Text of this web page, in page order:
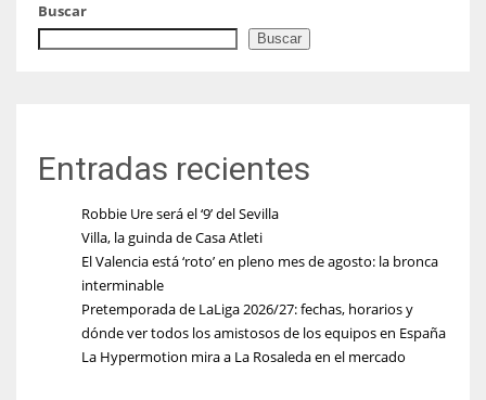
Buscar
Buscar
Entradas recientes
Robbie Ure será el ‘9’ del Sevilla
Villa, la guinda de Casa Atleti
El Valencia está ‘roto’ en pleno mes de agosto: la bronca
interminable
Pretemporada de LaLiga 2026/27: fechas, horarios y
dónde ver todos los amistosos de los equipos en España
La Hypermotion mira a La Rosaleda en el mercado